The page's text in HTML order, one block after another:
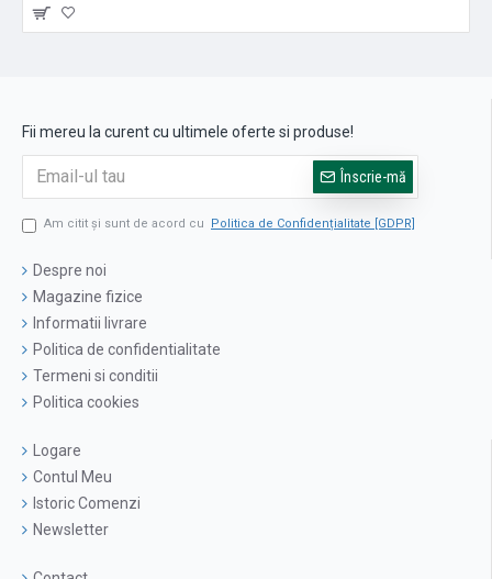
Fii mereu la curent cu ultimele oferte si produse!
Înscrie-mă
Am citit şi sunt de acord cu Politica de Confidențialitate [GDPR]
Despre noi
Magazine fizice
Informatii livrare
Politica de confidentialitate
Termeni si conditii
Politica cookies
Logare
Contul Meu
Istoric Comenzi
Newsletter